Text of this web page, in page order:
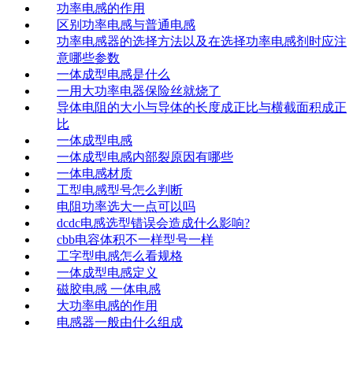
功率电感的作用
区别功率电感与普通电感
功率电感器的选择方法以及在选择功率电感剂时应注
意哪些参数
一体成型电感是什么
一用大功率电器保险丝就烧了
导体电阻的大小与导体的长度成正比与横截面积成正
比
一体成型电感
一体成型电感内部裂原因有哪些
一体电感材质
工型电感型号怎么判断
电阻功率选大一点可以吗
dcdc电感选型错误会造成什么影响?
cbb电容体积不一样型号一样
工字型电感怎么看规格
一体成型电感定义
磁胶电感 一体电感
大功率电感的作用
电感器一般由什么组成